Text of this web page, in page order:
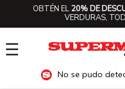
OBTÉN EL 20% DE
VERDURAS,
☰
No se pudo